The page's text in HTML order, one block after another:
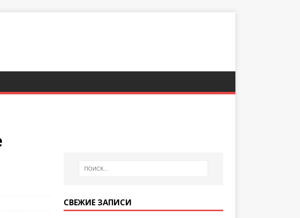
СВЕЖИЕ ЗАПИСИ